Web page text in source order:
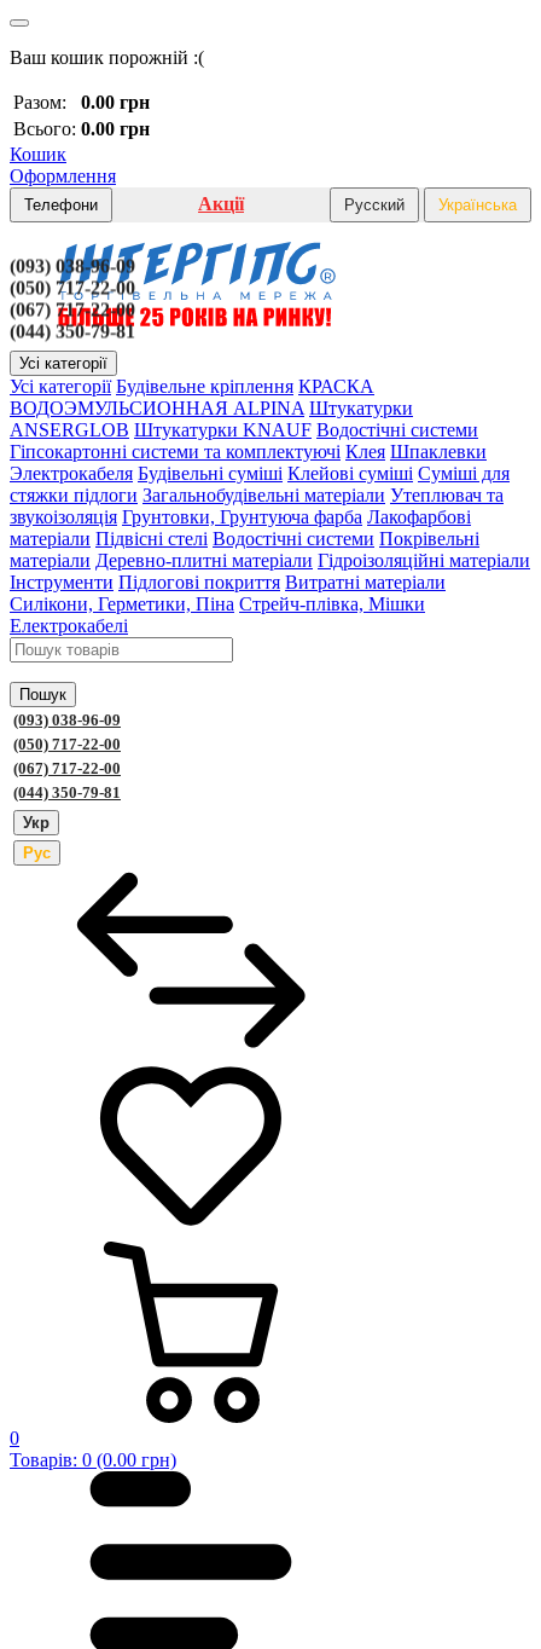
Ваш кошик порожній :(
Разом:
0.00 грн
Всього: 0.00 грн
Кошик
Оформлення
Телефони
(093) 038-96-09
(050) 717-22-00
(067) 717-22-00
(044) 350-79-81
Акції Русский Українська
Усі категорії
Усі категорії Будівельне кріплення КРАСКА
ВОДОЭМУЛЬСИОННАЯ ALPINA Штукатурки
ANSERGLOB Штукатурки KNAUF Водостічні системи
Гіпсокартонні системи та комплектуючі Клея Шпаклевки
Электрокабеля Будівельні суміші Клейові суміші Суміші для
стяжки підлоги Загальнобудівельні матеріали Утеплювач та
звукоізоляція Грунтовки, Грунтуюча фарба Лакофарбові
матеріали Підвісні стелі Водостічні системи Покрівельні
матеріали Деревно-плитні матеріали Гідроізоляційні матеріали
Інструменти Підлогові покриття Витратні матеріали
Силікони, Герметики, Піна Стрейч-плівка, Мішки
Електрокабелі
Пошук
(093) 038-96-09
(050) 717-22-00
(067) 717-22-00
(044) 350-79-81
Укр
Рус
0
Товарів: 0 (0.00 грн)